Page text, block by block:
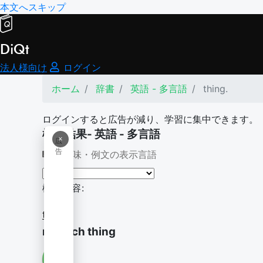
本文へスキップ
DiQt
法人様向け
ログイン
ホーム
辞書 英語 - 多言語 thing.
ログインすると広告が減り、学習に集中できます。
×
広
告
検索結果- 英語 - 多言語
意味・例文の表示言語
検索内容:
thing.
no such thing